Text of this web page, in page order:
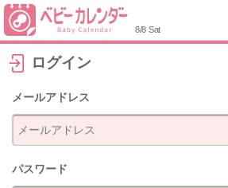
8/8 Sat
ログイン
メールアドレス
パスワード